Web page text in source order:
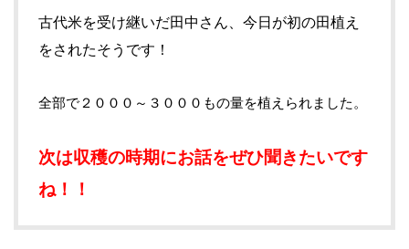
古代米を受け継いだ田中さん、今日が初の田植え
をされたそうです！
全部で２０００～３０００もの量を植えられました。
次は収穫の時期にお話をぜひ聞きたいです
ね！！